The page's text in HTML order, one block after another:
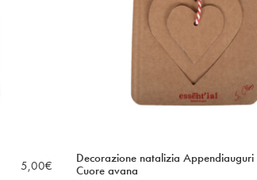
5,00€
Decorazione natalizia Appendiauguri
Cuore avana